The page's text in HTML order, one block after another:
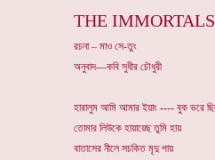
THE IMMORTALS
রচনা – মাও সে-তুং
অনুবাদ—কবি সুধীর চৌধুরী
হারালুম আমি আমার ইয়াং ---- বুক ভরে
তোমার লিউকে হায়ায়েছ তুমি হায়
বাতাসের নীলে সচকিত মৃদু পায়